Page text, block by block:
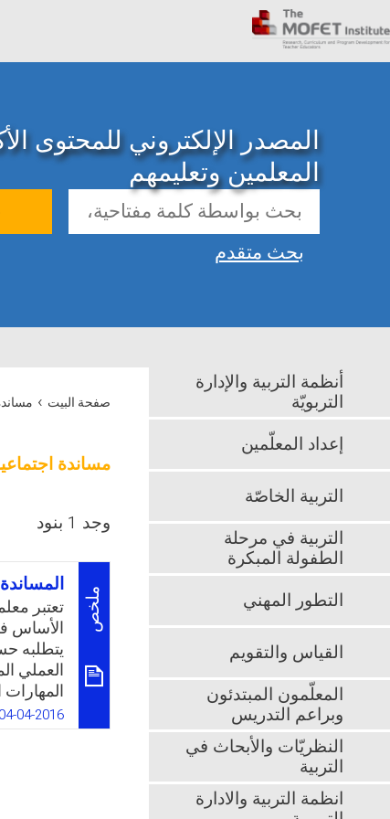
المصدر الإلكتروني للمحتوى
المعلمين وتعليمهم
بحث متقدم
صفحة البيت ›
مساندة
وجد 1 بنود
ملخص
تعتبر
الأساس
يتطلبه
العملي
اكتساب
بفعالية،
04-04-2016
أنظمة التربية والإدارة
التربويّة
إعداد المعلّمين
التربية الخاصّة
التربية في مرحلة
الطفولة المبكرة
التطور المهني
القياس والتقويم
المعلّمون المبتدئون
وبراعم التدريس
النظريّات والأبحاث في
التربية
انظمة التربية والادارة